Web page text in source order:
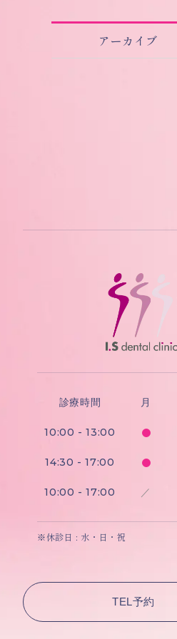
アーカイブ
診療時間 月
10:00 - 13:00
14:30 - 17:00
10:00 - 17:00 ／
※休診日 : 水・日・祝
TEL予約